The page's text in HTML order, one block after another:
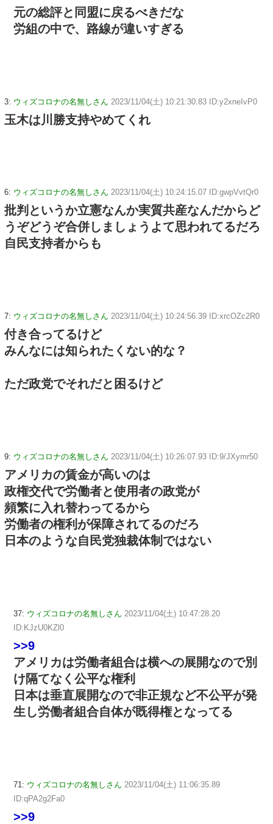
元の総評と同盟に戻るべきだな
労組の中で、路線が違いすぎる
3: ウィズコロナの名無しさん 2023/11/04(土) 10:21:30.83 ID:y2xneIvP0
玉木は川勝支持やめてくれ
6: ウィズコロナの名無しさん 2023/11/04(土) 10:24:15.07 ID:gwpVvtQr0
批判というか立憲なんか実質共産なんだからど
うぞどうぞ合併しましょうよて思われてるだろ
自民支持者からも
7: ウィズコロナの名無しさん 2023/11/04(土) 10:24:56.39 ID:xrcOZc2R0
付き合ってるけど
みんなには知られたくない的な？
ただ政党でそれだと困るけど
9: ウィズコロナの名無しさん 2023/11/04(土) 10:26:07.93 ID:9/JXymr50
アメリカの賃金が高いのは
政権交代で労働者と使用者の政党が
頻繁に入れ替わってるから
労働者の権利が保障されてるのだろ
日本のような自民党独裁体制ではない
37: ウィズコロナの名無しさん 2023/11/04(土) 10:47:28.20
ID:KJzU0KZl0
>>9
アメリカは労働者組合は横への展開なので別
け隔てなく公平な権利
日本は垂直展開なので非正規など不公平が発
生し労働者組合自体が既得権となってる
71: ウィズコロナの名無しさん 2023/11/04(土) 11:06:35.89
ID:qPA2g2Fa0
>>9